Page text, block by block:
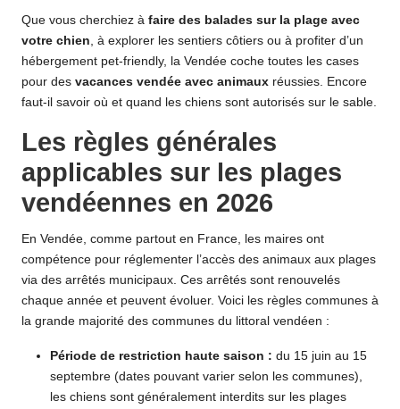
Que vous cherchiez à faire des balades sur la plage avec
votre chien , à explorer les sentiers côtiers ou à profiter d’un
hébergement pet-friendly, la Vendée coche toutes les cases
pour des vacances vendée avec animaux réussies. Encore
faut-il savoir où et quand les chiens sont autorisés sur le sable.
Les règles générales
applicables sur les plages
vendéennes en 2026
En Vendée, comme partout en France, les maires ont
compétence pour réglementer l’accès des animaux aux plages
via des arrêtés municipaux. Ces arrêtés sont renouvelés
chaque année et peuvent évoluer. Voici les règles communes à
la grande majorité des communes du littoral vendéen :
Période de restriction haute saison : du 15 juin au 15
septembre (dates pouvant varier selon les communes),
les chiens sont généralement interdits sur les plages